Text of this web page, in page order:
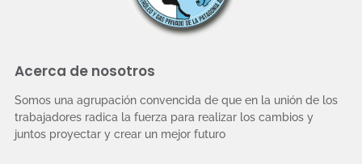
Acerca de nosotros
Somos una agrupación convencida de que en la unión de los
trabajadores radica la fuerza para realizar los cambios y
juntos proyectar y crear un mejor futuro